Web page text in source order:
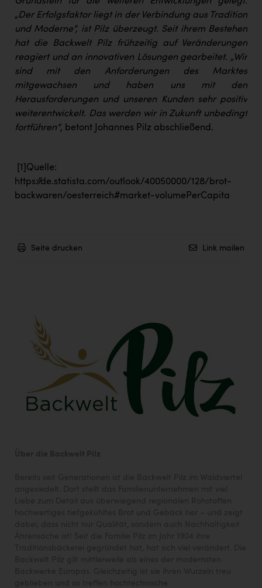
„Der Erfolgsfaktor liegt in der Verbindung aus Tradition
und Moderne“, ist Pilz überzeugt. Seit ihrem Bestehen
hat die Backwelt Pilz frühzeitig auf Veränderungen
reagiert und an innovativen Lösungen gearbeitet. „Wir
sind mit den Anforderungen des Marktes
mitgewachsen und haben uns mit den
Herausforderungen und unseren Kunden sehr positiv
weiterentwickelt. Das werden wir in Zukunft unbedingt
fortführen“, betont Johannes Pilz abschließend.
[1] Quelle:
https://de.statista.com/outlook/40050000/128/brot-
backwaren/oesterreich#market-volumePerCapita
Seite drucken Link mailen